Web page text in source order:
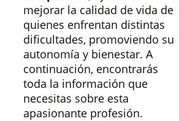
mejorar la calidad de vida de
quienes enfrentan distintas
dificultades, promoviendo su
autonomía y bienestar. A
continuación, encontrarás
toda la información que
necesitas sobre esta
apasionante profesión.